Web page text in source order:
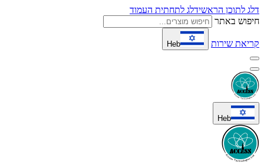
דלג לתוכן הראשידלג לתחתית העמוד
חיפוש באתר
קריאת שירות Heb
Heb